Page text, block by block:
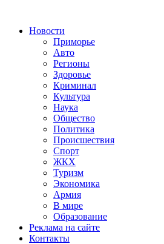
Новости
Приморье
Авто
Регионы
Здоровье
Криминал
Культура
Наука
Общество
Политика
Происшествия
Спорт
ЖКХ
Туризм
Экономика
Армия
В мире
Образование
Реклама на сайте
Контакты